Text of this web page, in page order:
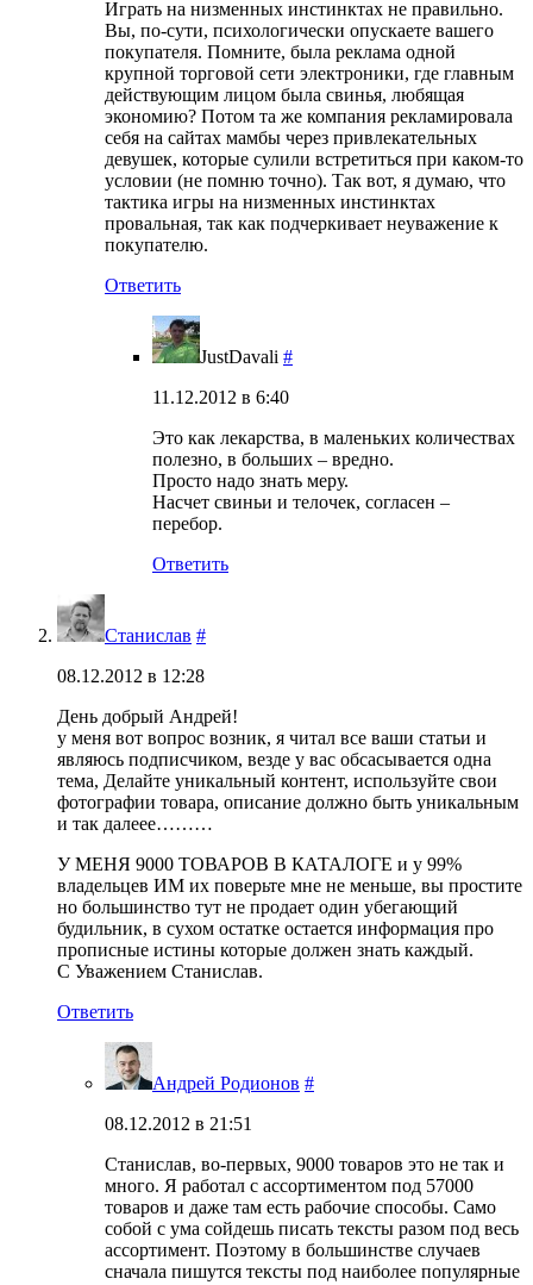
Играть на низменных инстинктах не правильно.
Вы, по-сути, психологически опускаете вашего
покупателя. Помните, была реклама одной
крупной торговой сети электроники, где главным
действующим лицом была свинья, любящая
экономию? Потом та же компания рекламировала
себя на сайтах мамбы через привлекательных
девушек, которые сулили встретиться при каком-то
условии (не помню точно). Так вот, я думаю, что
тактика игры на низменных инстинктах
провальная, так как подчеркивает неуважение к
покупателю.
Ответить
JustDavali #
11.12.2012 в 6:40
Это как лекарства, в маленьких количествах
полезно, в больших – вредно.
Просто надо знать меру.
Насчет свиньи и телочек, согласен –
перебор.
Ответить
Станислав #
08.12.2012 в 12:28
День добрый Андрей!
у меня вот вопрос возник, я читал все ваши статьи и
являюсь подписчиком, везде у вас обсасывается одна
тема, Делайте уникальный контент, используйте свои
фотографии товара, описание должно быть уникальным
и так далеее………
У МЕНЯ 9000 ТОВАРОВ В КАТАЛОГЕ и у 99%
владельцев ИМ их поверьте мне не меньше, вы простите
но большинство тут не продает один убегающий
будильник, в сухом остатке остается информация про
прописные истины которые должен знать каждый.
С Уважением Станислав.
Ответить
Андрей Родионов #
08.12.2012 в 21:51
Станислав, во-первых, 9000 товаров это не так и
много. Я работал с ассортиментом под 57000
товаров и даже там есть рабочие способы. Само
собой с ума сойдешь писать тексты разом под весь
ассортимент. Поэтому в большинстве случаев
сначала пишутся тексты под наиболее популярные